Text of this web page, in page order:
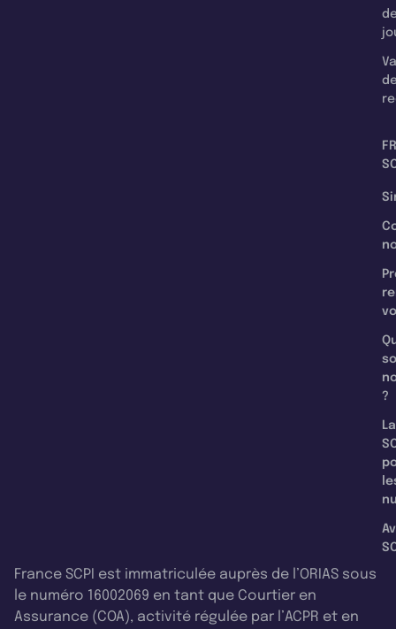
?
La
France SCPI est immatriculée auprès de l’ORIAS sous
le numéro 16002069 en tant que Courtier en
Assurance (COA), activité régulée par l’ACPR et en